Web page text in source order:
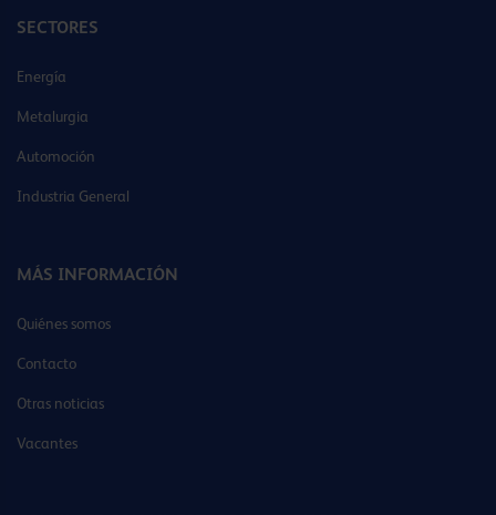
SECTORES
Energía
Metalurgia
Automoción
Industria General
MÁS INFORMACIÓN
Quiénes somos
Contacto
Otras noticias
Vacantes